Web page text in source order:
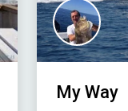
My Way